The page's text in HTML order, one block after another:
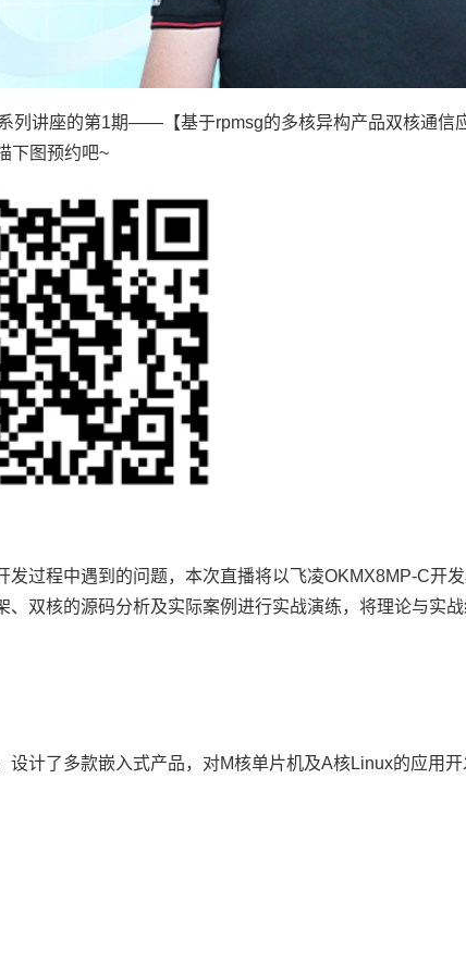
列讲座的第1期——【基于rpmsg的多核异构产品双核通信
下图预约吧~
发过程中遇到的问题，本次直播将以飞凌OKMX8MP-C开
双核的源码分析及实际案例进行实战演练，将理论与实
计了多款嵌入式产品，对M核单片机及A核Linux的应用